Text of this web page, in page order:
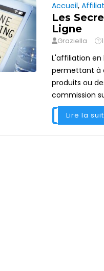
Accueil,
Les
Ligne
Graziella
L'affiliation
permettant à
produits ou
commission
Lire la